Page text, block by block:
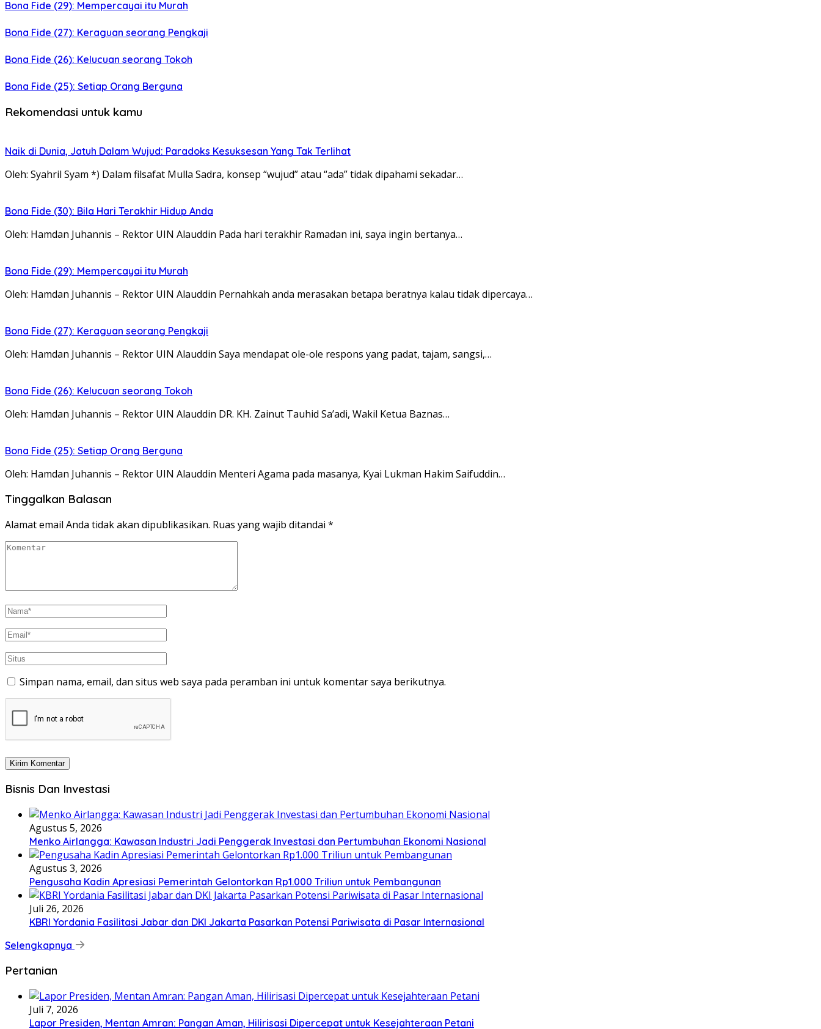
Bona Fide (29): Mempercayai itu Murah
Bona Fide (27): Keraguan seorang Pengkaji
Bona Fide (26): Kelucuan seorang Tokoh
Bona Fide (25): Setiap Orang Berguna
Rekomendasi untuk kamu
Naik di Dunia, Jatuh Dalam Wujud: Paradoks Kesuksesan Yang Tak Terlihat
Oleh: Syahril Syam *) Dalam filsafat Mulla Sadra, konsep “wujud” atau “ada” tidak dipahami sekadar…
Bona Fide (30): Bila Hari Terakhir Hidup Anda
Oleh: Hamdan Juhannis – Rektor UIN Alauddin Pada hari terakhir Ramadan ini, saya ingin bertanya…
Bona Fide (29): Mempercayai itu Murah
Oleh: Hamdan Juhannis – Rektor UIN Alauddin Pernahkah anda merasakan betapa beratnya kalau tidak dipercaya…
Bona Fide (27): Keraguan seorang Pengkaji
Oleh: Hamdan Juhannis – Rektor UIN Alauddin Saya mendapat ole-ole respons yang padat, tajam, sangsi,…
Bona Fide (26): Kelucuan seorang Tokoh
Oleh: Hamdan Juhannis – Rektor UIN Alauddin DR. KH. Zainut Tauhid Sa’adi, Wakil Ketua Baznas…
Bona Fide (25): Setiap Orang Berguna
Oleh: Hamdan Juhannis – Rektor UIN Alauddin Menteri Agama pada masanya, Kyai Lukman Hakim Saifuddin…
Tinggalkan Balasan
Alamat email Anda tidak akan dipublikasikan. Ruas yang wajib ditandai *
Simpan nama, email, dan situs web saya pada peramban ini untuk komentar saya berikutnya.
Bisnis Dan Investasi
Agustus 5, 2026
Menko Airlangga: Kawasan Industri Jadi Penggerak Investasi dan Pertumbuhan Ekonomi Nasional
Agustus 3, 2026
Pengusaha Kadin Apresiasi Pemerintah Gelontorkan Rp1.000 Triliun untuk Pembangunan
Juli 26, 2026
KBRI Yordania Fasilitasi Jabar dan DKI Jakarta Pasarkan Potensi Pariwisata di Pasar Internasional
Selengkapnya
Pertanian
Juli 7, 2026
Lapor Presiden, Mentan Amran: Pangan Aman, Hilirisasi Dipercepat untuk Kesejahteraan Petani